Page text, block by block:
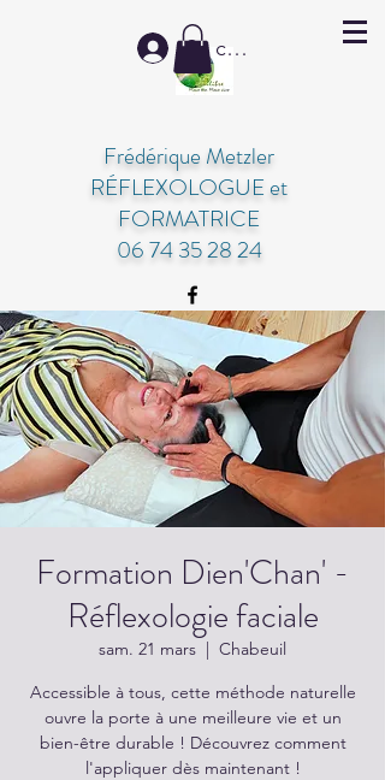
Frédérique Metzler
RÉFLEXOLOGUE et
FORMATRICE
06 74 35 28 24
Se connecter
Formation Dien'Chan' -
Réflexologie faciale
sam. 21 mars
  |
Chabeuil
Accessible à tous, cette méthode naturelle
ouvre la porte à une meilleure vie et un
bien-être durable ! Découvrez comment
l'appliquer dès maintenant !